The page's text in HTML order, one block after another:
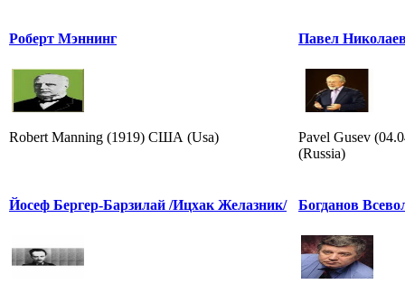
Роберт Мэннинг
Robert Manning (1919) США (Usa)
Павел
Pavel Gusev
(Russia)
Йосеф Бергер-Барзилай /Ицхак Желазник/ Богданов